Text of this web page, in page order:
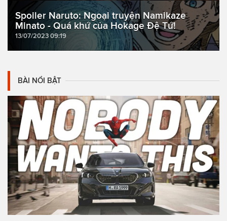
Spoiler Naruto: Ngoại truyện Namikaze
Minato - Quá khứ của Hokage Đệ Tứ!
13/07/2023 09:19
BÀI NỔI BẬT